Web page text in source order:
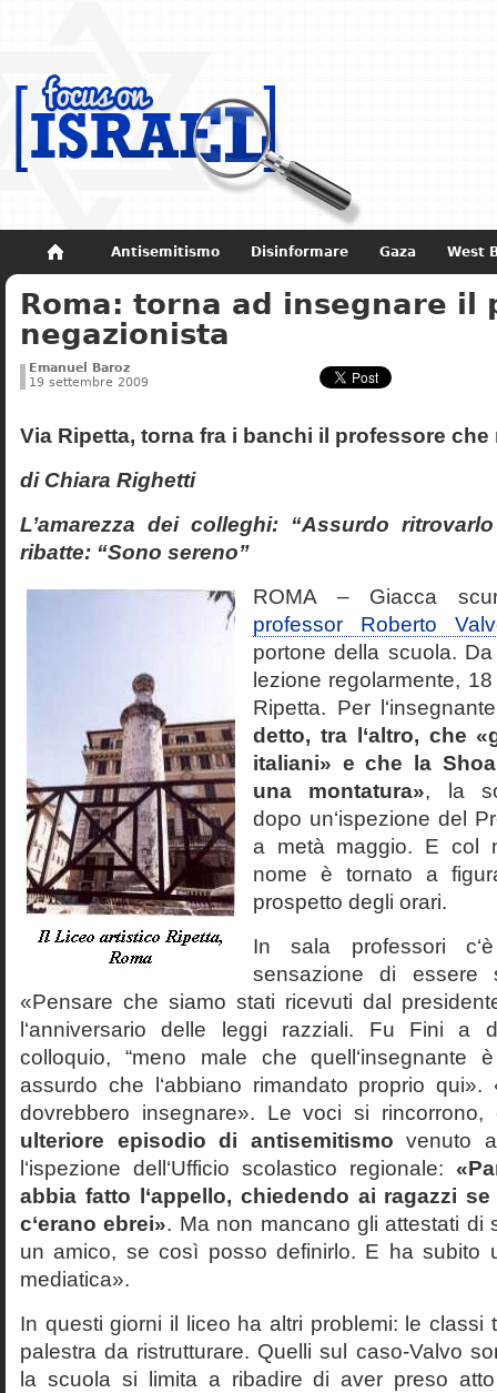
Antisemitismo Disinformare Gaza West
Non dimenticare Storia di Israele
Roma: torna ad insegnare il
negazionista
Emanuel Baroz
19 settembre 2009
Via Ripetta, torna fra i banchi il professore che
di Chiara Righetti
L’amarezza dei colleghi: “Assurdo
ribatte: “Sono sereno”
ROMA – Giacca
professor Roberto
portone della scuola.
lezione regolarmente,
Ripetta. Per
detto, tra l‘altro, che
italiani» e che la
una montatura», la
dopo un‘ispezione del
a metà maggio. E col
nome è tornato a
prospetto degli orari.
In sala professori
sensazione di
«Pensare che siamo stati ricevuti dal
l‘anniversario delle leggi razziali. Fu Fini a
colloquio, “meno male che quell‘insegnante
assurdo che l‘abbiano rimandato proprio
dovrebbero insegnare». Le voci si
ulteriore episodio di antisemitismo venuto
l‘ispezione dell‘Ufficio scolastico regionale:
abbia fatto l‘appello, chiedendo ai ragazzi
c‘erano ebrei». Ma non mancano gli attestati di
un amico, se così posso definirlo. E ha subito
mediatica».
In questi giorni il liceo ha altri problemi: le classi
palestra da ristrutturare. Quelli sul caso-Valvo
la scuola si limita a ribadire di aver preso